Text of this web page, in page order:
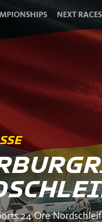
NEXT RACES
24 Ore